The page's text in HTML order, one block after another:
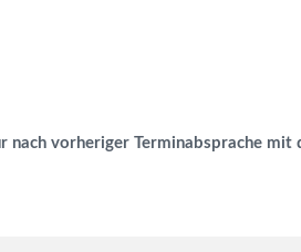
nach vorheriger Terminabsprache